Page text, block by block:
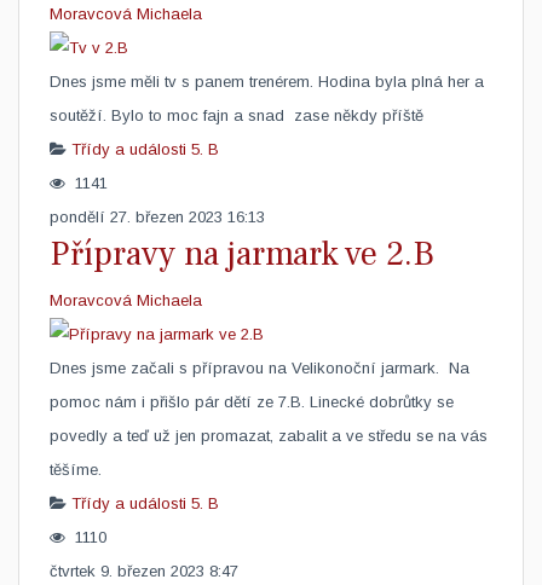
Moravcová Michaela
​Dnes jsme měli tv s panem trenérem. Hodina byla plná her a
soutěží. Bylo to moc fajn a snad zase někdy příště
Třídy a události 5. B
1141
pondělí 27. březen 2023 16:13
Přípravy na jarmark ve 2.B
Moravcová Michaela
​Dnes jsme začali s přípravou na Velikonoční jarmark. Na
pomoc nám i přišlo pár dětí ze 7.B. Linecké dobrůtky se
povedly a teď už jen promazat, zabalit a ve středu se na vás
těšíme.
Třídy a události 5. B
1110
čtvrtek 9. březen 2023 8:47